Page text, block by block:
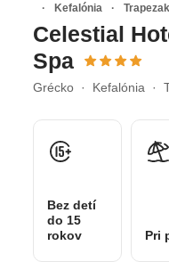
Kefalónia
Celestial
Spa
Grécko · Kefalónia ·
Bez detí
do 15
rokov
Pri